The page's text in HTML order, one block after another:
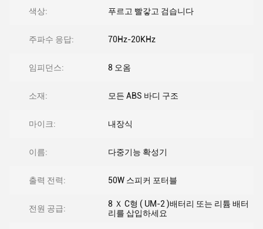
색상: 푸르고 빨갛고 검습니다
주파수 응답: 70Hz-20KHz
임피던스: 8 오옴
소재: 모든 ABS 바디 구조
마이크: 내장식
이름: 다중기능 확성기
출력 전력: 50W 스피커 포터블
전원 공급:
8 Ｘ C형 ( UM-2 )배터리 또는 리튬 배터
리를 삽입하세요